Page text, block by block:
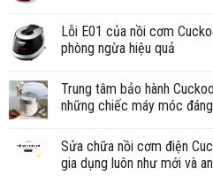
Lỗi E01 của nồi cơm
phòng ngừa hiệu quả
Trung tâm bảo hành
những chiếc máy móc
Sửa chữa nồi cơm điện
gia dụng luôn như mới và